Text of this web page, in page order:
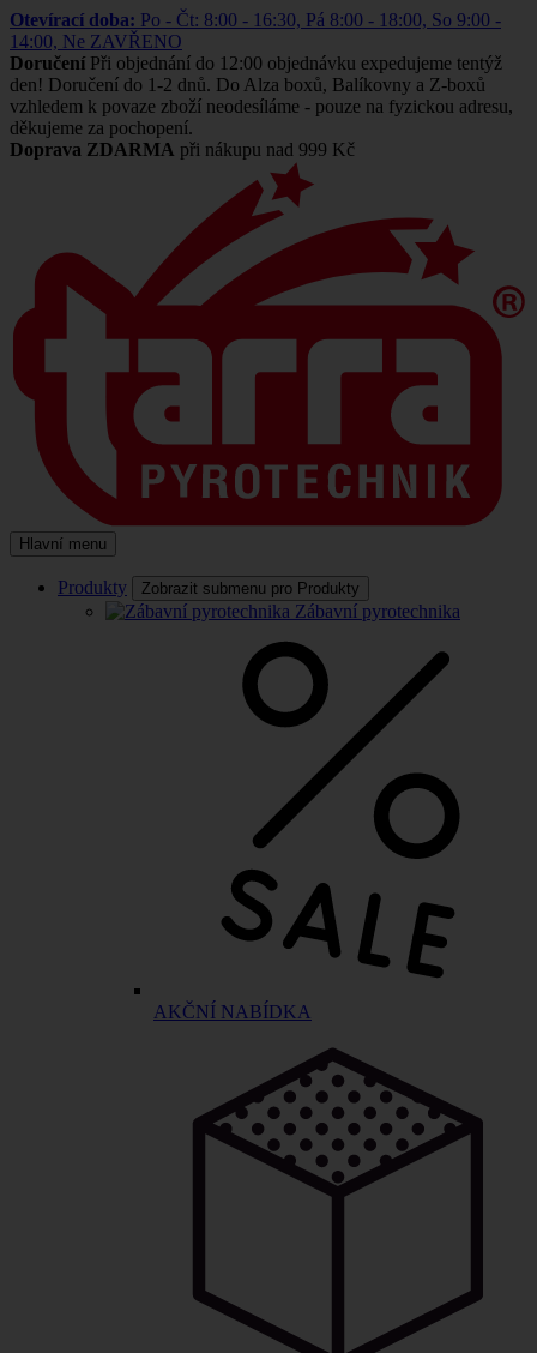
Otevírací doba: Po - Čt: 8:00 - 16:30, Pá 8:00 - 18:00, So 9:00 -
14:00, Ne ZAVŘENO
Doručení Při objednání do 12:00 objednávku expedujeme tentýž
den! Doručení do 1-2 dnů. Do Alza boxů, Balíkovny a Z-boxů
vzhledem k povaze zboží neodesíláme - pouze na fyzickou adresu,
děkujeme za pochopení.
Doprava ZDARMA při nákupu nad 999 Kč
Hlavní menu
Produkty Zobrazit submenu pro Produkty
Zábavní pyrotechnika
AKČNÍ NABÍDKA